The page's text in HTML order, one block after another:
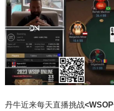
丹牛近来每天直播挑战